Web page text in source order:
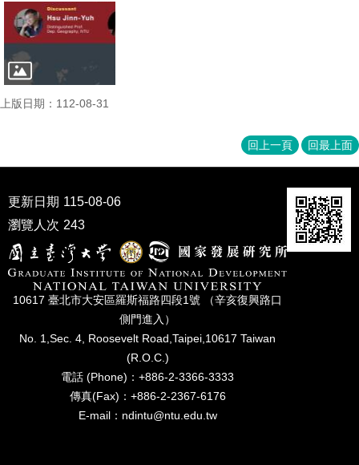
上版日期：112-08-31
回上一頁 回最上面
更新日期 115-08-06
瀏覽人次 243
10617 臺北市⼤安區羅斯福路四段1號 （辛亥復興路⼝
側⾨進入）
No. 1,Sec. 4, Roosevelt Road,Taipei,10617 Taiwan
(R.O.C.)
電話 (Phone)：+886-2-3366-3333
傳真(Fax)：+886-2-2367-6176
E-mail：ndintu@ntu.edu.tw